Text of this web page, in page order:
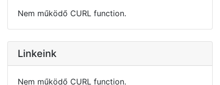
Nem működő CURL function.
Linkeink
Nem működő CURL function.